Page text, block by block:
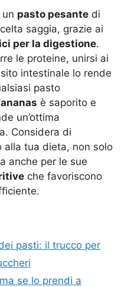
pasto pesante di
saggia, grazie ai
per la digestione.
le proteine, unirsi ai
intestinale lo rende
pasto
ananas è saporito e
un’ottima
Considera di
alla tua dieta, non solo
anche per le sue
che favoriscono
pasti: il trucco per
se lo prendi a